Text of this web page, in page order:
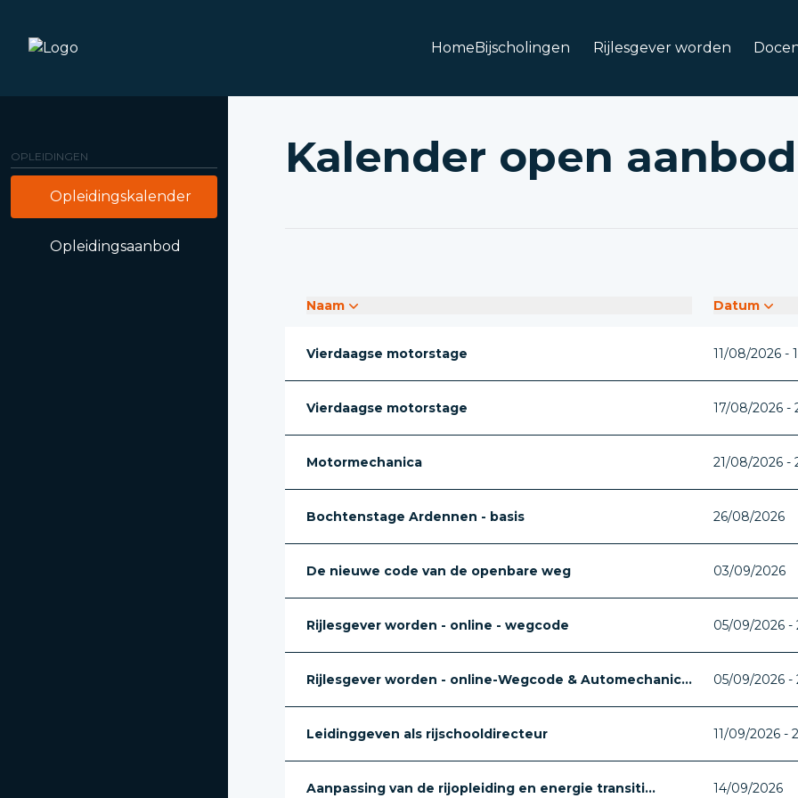
HomeBijscholingen Rijlesgever worden
OPLEIDINGEN
Opleidingskalender
Opleidingsaanbod
Kalender open aanbod
Naam Datum
Vierdaagse motorstage 11/08/2026 -
Vierdaagse motorstage 17/08/2026 -
Motormechanica 21/08/2026 -
Bochtenstage Ardennen - basis 26/08/2026
De nieuwe code van de openbare weg 03/09/2026
Rijlesgever worden - online - wegcode 05/09/2026 -
Rijlesgever worden - online-Wegcode & Automechanic... 05/09/2026 -
Leidinggeven als rijschooldirecteur 11/09/2026 -
Aanpassing van de rijopleiding en energie transiti... 14/09/2026